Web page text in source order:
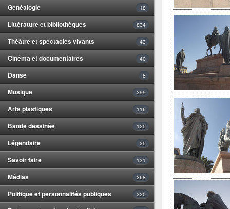
Généalogie 18
Littérature et bibliothèques 834
Théâtre et spectacles vivants 43
Cinéma et documentaires 40
Danse 8
Musique 299
Arts plastiques 116
Bande dessinée 125
Légendaire 35
Savoir faire 131
Médias 268
Politique et personnalités publiques 320